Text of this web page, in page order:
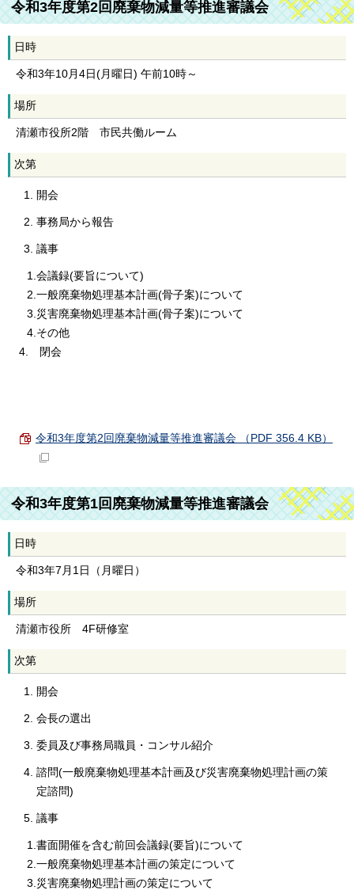
令和3年度第2回廃棄物減量等推進審議会
日時
令和3年10月4日(月曜日) 午前10時～
場所
清瀬市役所2階 市民共働ルーム
次第
開会
事務局から報告
議事
1.会議録(要旨について)
2.一般廃棄物処理基本計画(骨子案)について
3.災害廃棄物処理基本計画(骨子案)について
4.その他
4. 閉会
令和3年度第2回廃棄物減量等推進審議会 （PDF 356.4 KB）
令和3年度第1回廃棄物減量等推進審議会
日時
令和3年7月1日（月曜日）
場所
清瀬市役所 4F研修室
次第
開会
会長の選出
委員及び事務局職員・コンサル紹介
諮問(一般廃棄物処理基本計画及び災害廃棄物処理計画の策
定諮問)
議事
1.書面開催を含む前回会議録(要旨)について
2.一般廃棄物処理基本計画の策定について
3.災害廃棄物処理計画の策定について